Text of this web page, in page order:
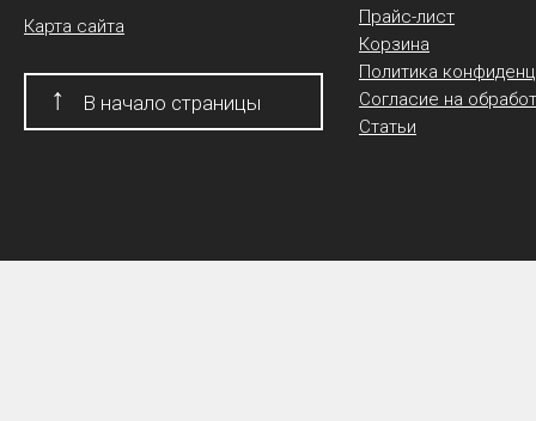
Карта сайта
↑ В начало страницы
Прайс-лист
Корзина
Политика
Согласие на
Статьи